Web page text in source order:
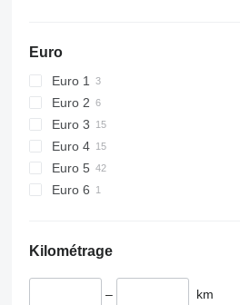
589
826
906
907
908
910
924
926
Euro
Euro 1
Euro 2
Euro 3
Euro 4
Euro 5
Euro 6
Kilométrage
– km